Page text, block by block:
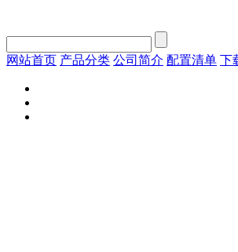
网站首页 产品分类 公司简介 配置清单 下